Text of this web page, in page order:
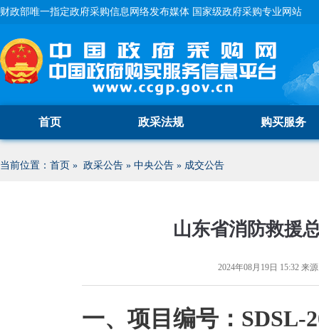
财政部唯一指定政府采购信息网络发布媒体 国家级政府采购专业网站
首页 政采法规 购买服务
当前位置： 首页 » 政采公告 » 中央公告 » 成交公告
山东省消防救援
2024年08月19日 15:32 来
一、项目编号：SDSL-